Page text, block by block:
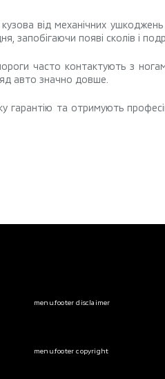
від механічних ушкоджень
запобігаючи появі сколів і
часто контактують з
авто значно довше.
гарантію та отримують
menu.footer disclaimer
menu.footer copyright